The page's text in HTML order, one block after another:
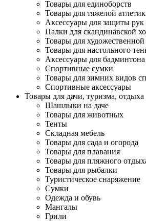
Товары для единоборств
Товары для тяжелой
Аксессуары для защиты рук
Палки для скандинавской
Товары для
Товары для настольного
Аксессуары для бадминтона
Спортивные сумки
Товары для зимних видов
Спортивные аксессуары
Товары для дачи, туризма, отдыха
Шашлыки на даче
Товары для животных
Тенты
Складная мебель
Товары для сада и огорода
Товары для плавания
Товары для пляжного
Товары для рыбалки
Туристическое снаряжение
Сумки
Одежда и обувь
Мангалы
Грили